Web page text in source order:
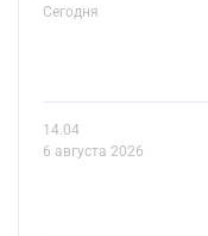
Сегодня
14.04
6 августа 2026